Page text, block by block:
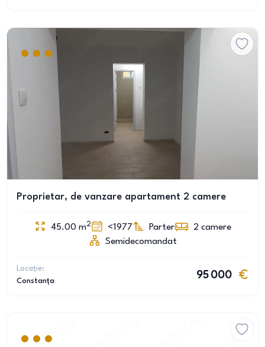
Proprietar, de vanzare apartament 2 camere
45.00 m2 <1977 Parter 2 camere
Semidecomandat
Locație:
Constanța
95 000